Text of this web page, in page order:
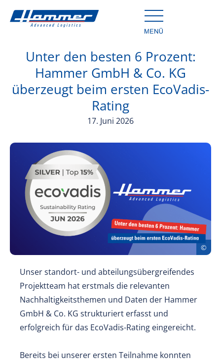
Unter den besten 6 Prozent:
Hammer GmbH & Co. KG
überzeugt beim ersten EcoVadis-
Rating
17. Juni 2026
Unser standort- und abteilungsübergreifendes
Projektteam hat erstmals die relevanten
Nachhaltigkeitsthemen und Daten der Hammer
GmbH & Co. KG strukturiert erfasst und
erfolgreich für das EcoVadis-Rating eingereicht.
Bereits bei unserer ersten Teilnahme konnten